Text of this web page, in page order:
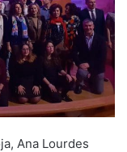
Ana Lourdes